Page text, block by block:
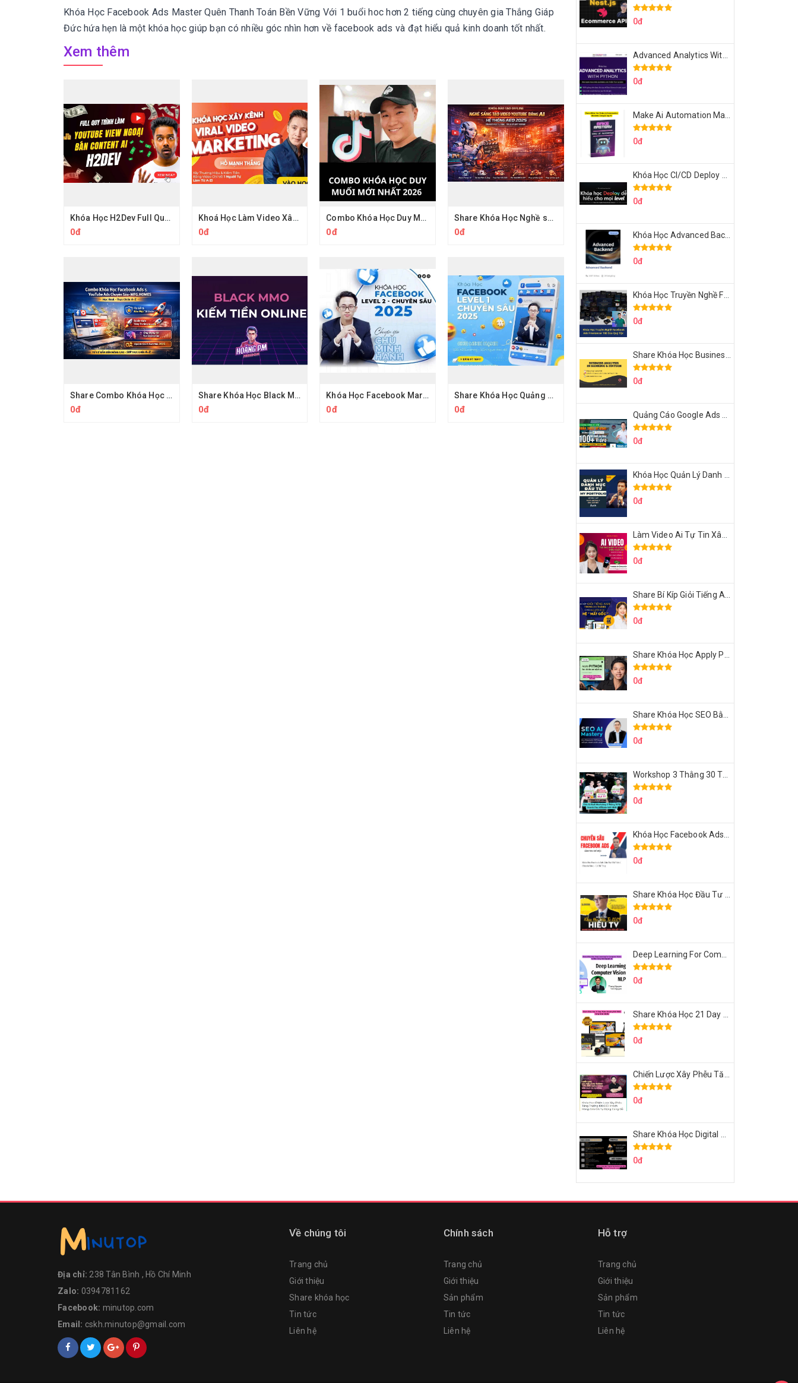
Khóa Học Facebook Ads Master Quên Thanh Toán Bền Vững Với 1 buổi hoc hơn 2 tiếng cùng chuyên gia Thắng Giáp
Đức hứa hẹn là một khóa học giúp bạn có nhiều góc nhìn hơn về facebook ads và đạt hiểu quả kinh doanh tốt nhất.
Xem thêm
Khóa Học H2Dev Full Quy Trình Thực Chiến Và Key Làm Youtube View Ngoại
0đ
Khoá Học Làm Video Xây Kênh Hồ Mạnh Thắng
0đ
Combo Khóa Học Duy Muối 2026
0đ
Share Khóa Học Nghề sáng tạo video YouTube bằng AI Của Hải Nghiêm
0đ
Share Combo Khóa Học Facebook Ads & YouTube Ads Chuyên Sâu
0đ
Share Khóa Học Black MMO PRO Tự Động Hóa Quy Trình Cùng Hoàng PM
0đ
Khóa Học Facebook Marketing Facebook Level 2 Thực Chiến Chu Minh Hạnh
0đ
Share Khóa Học Quảng Cáo Facebook Thực Chiến Chu Minh Hạnh
0đ
0đ
0đ
0đ
0đ
0đ
0đ
0đ
0đ
0đ
0đ
0đ
0đ
0đ
0đ
0đ
0đ
0đ
0đ
0đ
0đ
Địa chỉ: 238 Tân Bình , Hồ Chí Minh
Zalo: 0394781162
Facebook: minutop.com
Email: cskh.minutop@gmail.com
Về chúng tôi
Trang chủ
Giới thiệu
Share khóa học
Tin tức
Liên hệ
Chính sách
Trang chủ
Giới thiệu
Sản phẩm
Tin tức
Liên hệ
Hỗ trợ
Trang chủ
Giới thiệu
Sản phẩm
Tin tức
Liên hệ